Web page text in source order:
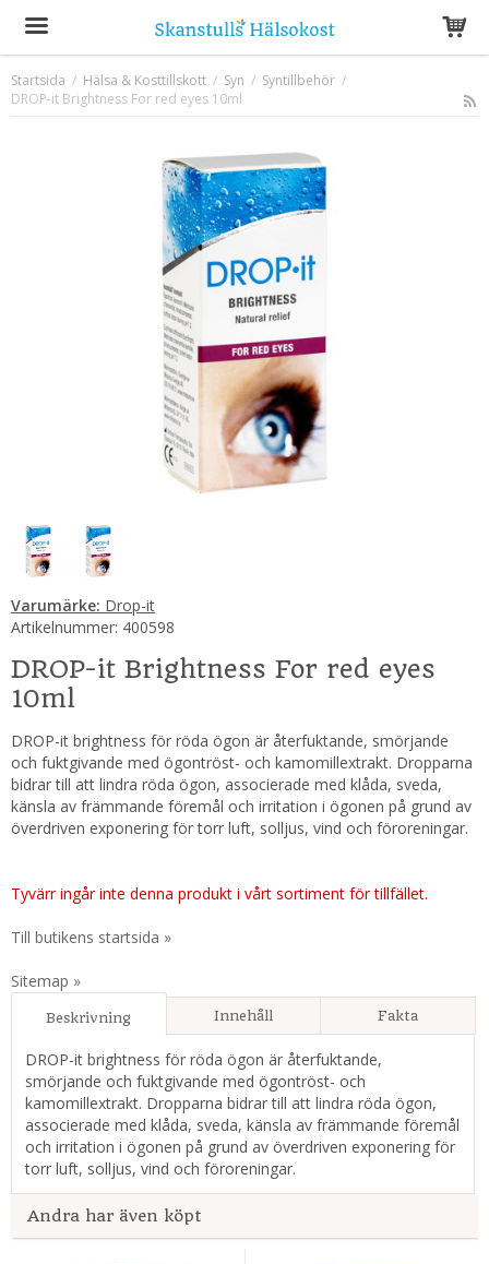
Produkten har blivit tillagd i varukorgen
Startsida / Hälsa & Kosttillskott / Syn / Syntillbehör /
DROP-it Brightness For red eyes 10ml
Varumärke: Drop-it
Artikelnummer: 400598
DROP-it Brightness For red eyes
10ml
DROP-it brightness för röda ögon är återfuktande, smörjande
och fuktgivande med ögontröst- och kamomillextrakt. Dropparna
bidrar till att lindra röda ögon, associerade med klåda, sveda,
känsla av främmande föremål och irritation i ögonen på grund av
överdriven exponering för torr luft, solljus, vind och föroreningar.
Tyvärr ingår inte denna produkt i vårt sortiment för tillfället.
Till butikens startsida »
Sitemap »
Beskrivning Innehåll Fakta
DROP-it brightness för röda ögon är återfuktande,
smörjande och fuktgivande med ögontröst- och
kamomillextrakt. Dropparna bidrar till att lindra röda ögon,
associerade med klåda, sveda, känsla av främmande föremål
och irritation i ögonen på grund av överdriven exponering för
torr luft, solljus, vind och föroreningar.
Andra har även köpt